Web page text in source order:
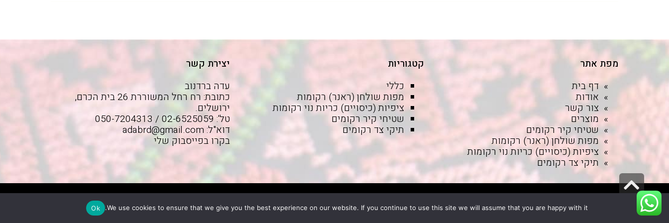
מפת אתר
דף בית
אודות
צור קשר
מוצרים
שטיחי קיר רקומים
מפות שולחן (ראנר) רקומות
ציפיות (כיסויים) כריות נוי רקומות
תיקי צד רקומים
קטגוריות
כללי
מפות שולחן (ראנר) רקומות
ציפיות (כיסויים) כריות נוי רקומות
שטיחי קיר רקומים
תיקי צד רקומים
יצירת קשר
עדה ברדנוב
כתובת: רח רחל המשוררת 26 בית הכרם,
ירושלים.
טל': 02-6525059 / 050-7204313
דוא"ל: adabrd@gmail.com
בקרו בפייסבוק שלי
גלילה
לראשWe use cookies to ensure that we give you the best experience on our website. If you continue to use this site we will assume that you are happy with it.
Ok